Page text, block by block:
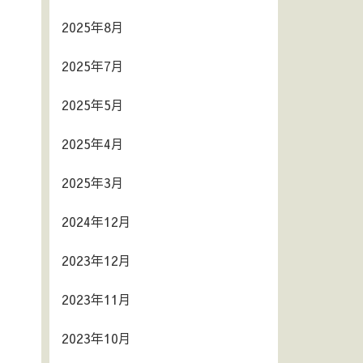
2025年8月
2025年7月
2025年5月
2025年4月
2025年3月
2024年12月
2023年12月
2023年11月
2023年10月